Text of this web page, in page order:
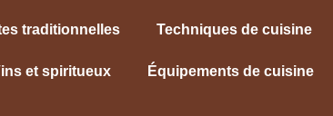
traditionnelles Techniques de cuisine
et spiritueux Équipements de cuisine